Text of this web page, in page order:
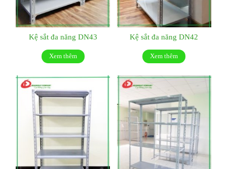
Kệ sắt đa năng DN43
Xem thêm
Kệ sắt đa năng DN42
Xem thêm